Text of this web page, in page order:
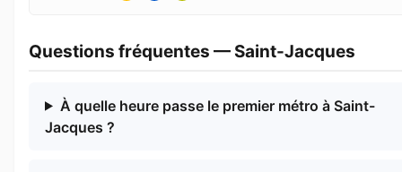
Questions fréquentes — Saint-Jacques
À quelle heure passe le premier métro à Saint-
Jacques ?